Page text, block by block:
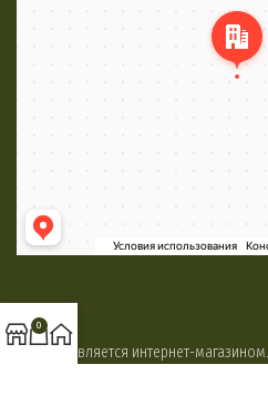
Сайт не является интернет-
0